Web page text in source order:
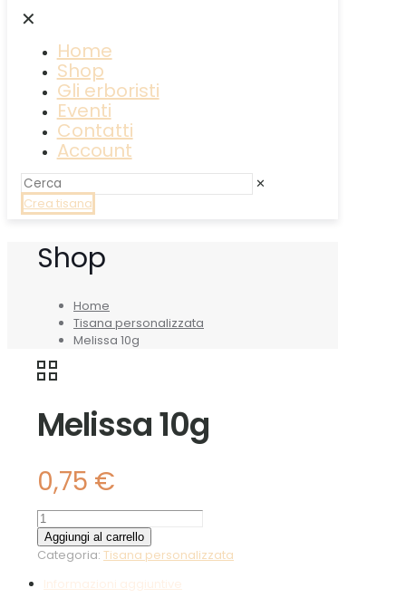
✕
Home
Shop
Gli erboristi
Eventi
Contatti
Account
✕
Crea tisana
Shop
Home
Tisana personalizzata
Melissa 10g
Melissa 10g
0,75 €
Melissa
10g
quantità
Aggiungi al carrello
Categoria: Tisana personalizzata
Informazioni aggiuntive